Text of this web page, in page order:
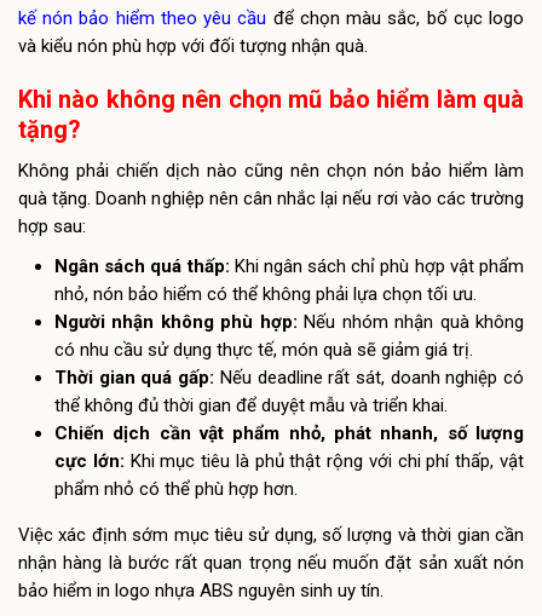
kế nón bảo hiểm theo yêu cầu để chọn màu sắc, bố cục logo
và kiểu nón phù hợp với đối tượng nhận quà.
Khi nào không nên chọn mũ bảo hiểm làm quà
tặng?
Không phải chiến dịch nào cũng nên chọn nón bảo hiểm làm
quà tặng. Doanh nghiệp nên cân nhắc lại nếu rơi vào các trường
hợp sau:
Ngân sách quá thấp: Khi ngân sách chỉ phù hợp vật phẩm
nhỏ, nón bảo hiểm có thể không phải lựa chọn tối ưu.
Người nhận không phù hợp: Nếu nhóm nhận quà không
có nhu cầu sử dụng thực tế, món quà sẽ giảm giá trị.
Thời gian quá gấp: Nếu deadline rất sát, doanh nghiệp có
thể không đủ thời gian để duyệt mẫu và triển khai.
Chiến dịch cần vật phẩm nhỏ, phát nhanh, số lượng
cực lớn: Khi mục tiêu là phủ thật rộng với chi phí thấp, vật
phẩm nhỏ có thể phù hợp hơn.
Việc xác định sớm mục tiêu sử dụng, số lượng và thời gian cần
nhận hàng là bước rất quan trọng nếu muốn đặt sản xuất nón
bảo hiểm in logo nhựa ABS nguyên sinh uy tín.